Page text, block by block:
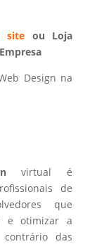
site ou Loja
Design na
virtual é
de
que
e otimizar a
das